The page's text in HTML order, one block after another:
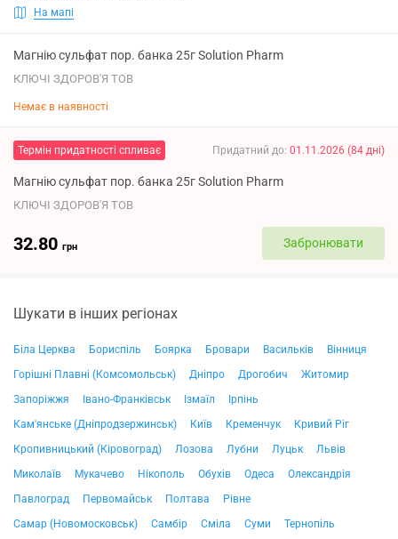
На мапі
Магнію сульфат пор. банка 25г Solution Pharm
КЛЮЧІ ЗДОРОВ'Я ТОВ
Немає в наявності
Термін придатності спливає Придатний до: 01.11.2026 (84 дні)
Магнію сульфат пор. банка 25г Solution Pharm
КЛЮЧІ ЗДОРОВ'Я ТОВ
32.80 грн Забронювати
Шукати в інших регіонах
Біла Церква Бориспіль Боярка Бровари Васильків
Вінниця
Горішні Плавні (Комсомольськ)
Дніпро Дрогобич
Житомир
Запоріжжя
Івано-Франківськ Ізмаїл
Ірпінь
Кам'янське (Дніпродзержинськ)
Київ Кременчук
Кривий Ріг
Кропивницький (Кіровоград)
Лозова Лубни Луцьк
Львів
Миколаїв
Мукачево Нікополь Обухів Одеса
Олександрія
Павлоград
Первомайськ Полтава
Рівне
Самар (Новомосковськ)
Самбір Сміла Суми
Тернопіль